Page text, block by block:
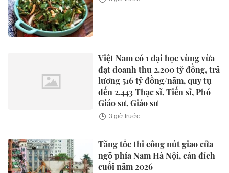
Việt Nam có 1 đại học vùng vừa
đạt doanh thu 2.200 tỷ đồng, trả
lương 516 tỷ đồng/năm, quy tụ
đến 2.443 Thạc sĩ, Tiến sĩ, Phó
Giáo sư, Giáo sư
3 giờ trước
Tăng tốc thi công nút giao cửa
ngõ phía Nam Hà Nội, cán đích
cuối năm 2026